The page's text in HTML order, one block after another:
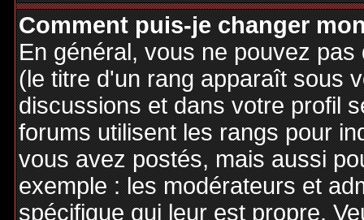
Comment puis-je changer
En général, vous ne pouvez
(le titre d'un rang apparaît sous
discussions et dans votre profil
forums utilisent les rangs pour
vous avez postés, mais aussi
exemple : les modérateurs et
spécifique qui leur est propre.